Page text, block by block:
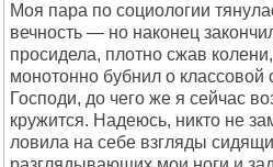
Моя пара по социологии
вечность — но наконец
просидела, плотно сжав
монотонно бубнил о классовой
Господи, до чего же я сейчас
кружится. Надеюсь, никто не
ловила на себе взгляды